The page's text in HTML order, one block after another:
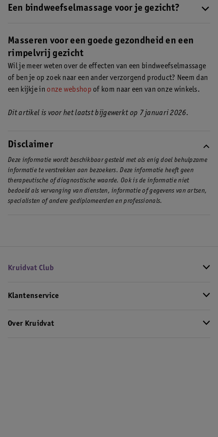
onprettig voelen. Er wordt veel druk uitgeoefend op je huid. Het
Dit trekt vanzelf weer weg.
Een bindweefselmassage voor je gezicht?
masseren van je gezicht kan heel ontspannend zijn. Deze
massage stimuleert de doorbloeding in je gezicht, vermindert
vochtophopingen en geeft je huid een gezonde, stralende gloed.
Lees hier het stappenplan voor een thuismassage voor je
gezicht.
Masseren voor een goede gezondheid en een
rimpelvrij gezicht
Wil je meer weten over de effecten van een bindweefselmassage
of ben je op zoek naar een ander verzorgend product? Neem dan
een kijkje in onze webshop of kom naar een van onze winkels.
Dit artikel is voor het laatst bijgewerkt op 7 januari 2026.
Disclaimer
Deze informatie wordt beschikbaar gesteld met als enig doel behulpzame
informatie te verstrekken aan bezoekers. Deze informatie heeft geen
therapeutische of diagnostische waarde. Ook is de informatie niet
bedoeld als vervanging van diensten, informatie of gegevens van artsen,
specialisten of andere gediplomeerden en professionals.
Kruidvat Club
Klantenservice
Over Kruidvat